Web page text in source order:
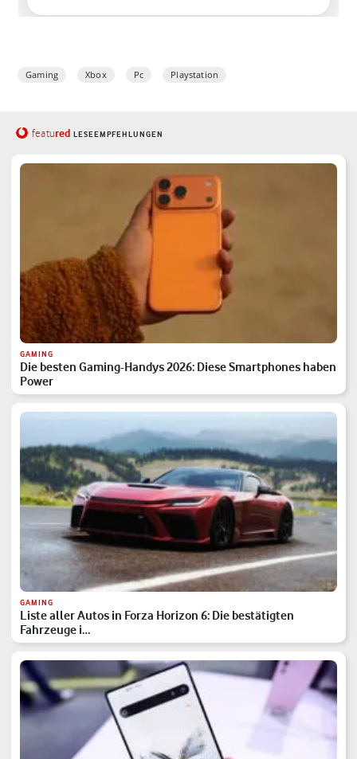
Gaming Xbox Pc Playstation
featured LESEEMPFEHLUNGEN
GAMING
Die besten Gaming-Handys 2026: Diese Smartphones haben
Power
GAMING
Liste aller Autos in Forza Horizon 6: Die bestätigten
Fahrzeuge i…